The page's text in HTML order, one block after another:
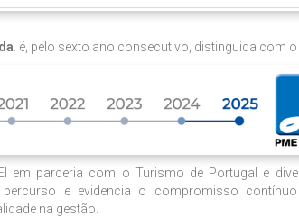
. é, pelo sexto ano consecutivo, distinguida com
em parceria com o Turismo de Portugal e
e evidencia o compromisso
na gestão.